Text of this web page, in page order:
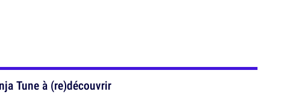
Tune à (re)découvrir